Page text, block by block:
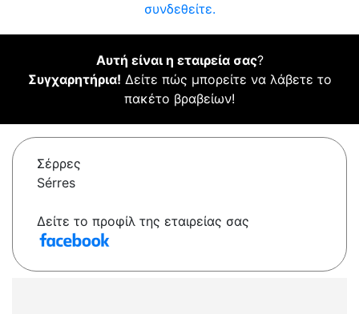
συνδεθείτε.
Αυτή είναι η εταιρεία σας?
Συγχαρητήρια! Δείτε πώς μπορείτε να λάβετε το
πακέτο βραβείων!
Σέρρες
Sérres
Δείτε το προφίλ της εταιρείας σας